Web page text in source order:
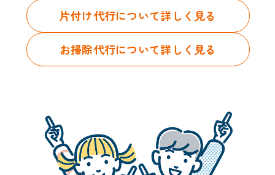
片付け代行について詳しく見る
お掃除代行について詳しく見る